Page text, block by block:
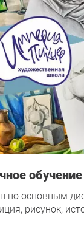
обучение
по основным
рисунок,